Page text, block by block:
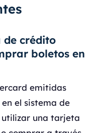
de crédito
boletos en
emitidas
el sistema de
utilizar una tarjeta